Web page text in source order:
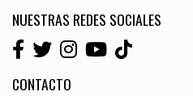
NUESTRAS REDES SOCIALES
CONTACTO